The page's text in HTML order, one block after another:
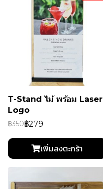
T-Stand ไม้ พร้อม Laser
Logo
฿350฿279
เพิ่มลงตะกร้า